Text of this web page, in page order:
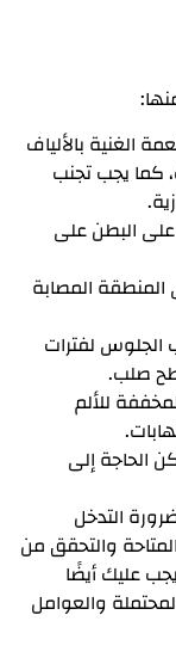
الغنية بالألياف
كما يجب تجنب
على البطن على
المنطقة المصابة
الجلوس لفترات
صلب.
للألم
الحاجة إلى
التدخل
والتحقق من
عليك أيضًا
والعوامل